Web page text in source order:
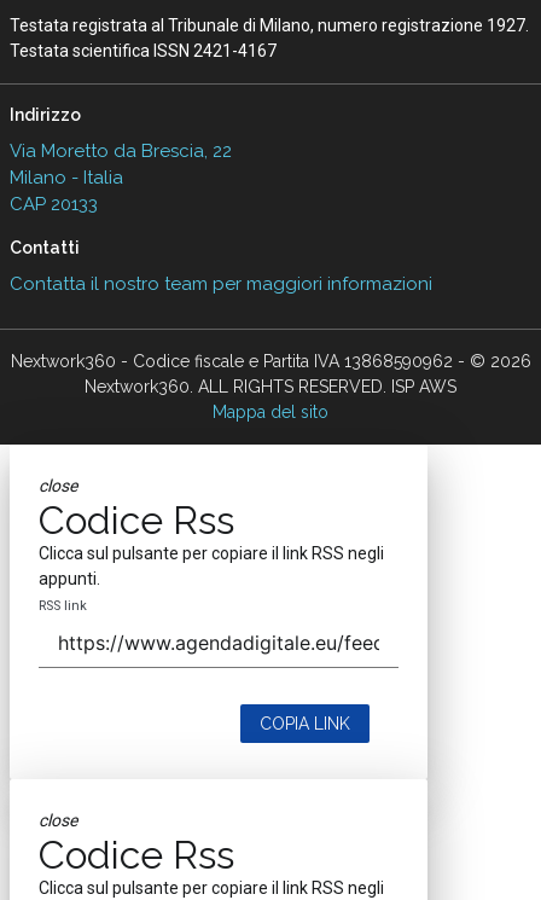
Testata registrata al Tribunale di Milano, numero registrazione 1927.
Testata scientifica ISSN 2421-4167
Indirizzo
Via Moretto da Brescia, 22
Milano - Italia
CAP 20133
Contatti
Contatta il nostro team per maggiori informazioni
Nextwork360 - Codice fiscale e Partita IVA 13868590962 - © 2026
Nextwork360. ALL RIGHTS RESERVED. ISP AWS
Mappa del sito
close
Codice Rss
Clicca sul pulsante per copiare il link RSS negli
appunti.
RSS link
COPIA LINK
close
Codice Rss
Clicca sul pulsante per copiare il link RSS negli